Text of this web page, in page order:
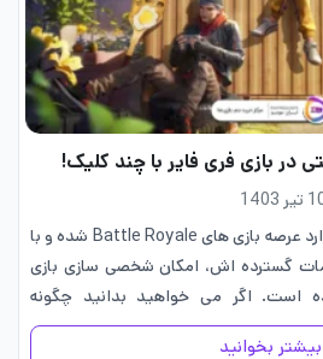
بازی فری فایر با چند کلیک!
1403
بازی Free Fire با موفقیت وارد عرصه‌ بازی‌ های Battle Royale شده و با
گسترده ‌اش، امکان شخصی‌ سازی بازی
است. اگر می ‌خواهید بدانید چگونه
بیشتر بخوانید